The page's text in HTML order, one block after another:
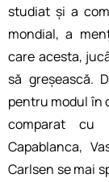
studiat și a
mondial, a
care acesta,
să greșească.
pentru modul în
comparat cu
Capablanca,
Carlsen se mai